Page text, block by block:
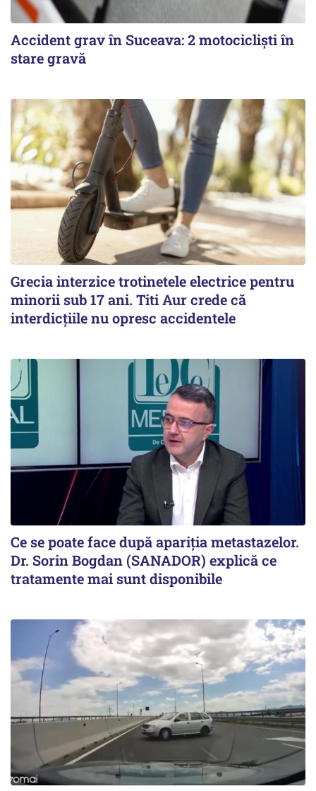
Accident grav în Suceava: 2 motocicliști în
stare gravă
Grecia interzice trotinetele electrice pentru
minorii sub 17 ani. Titi Aur crede că
interdicţiile nu opresc accidentele
Ce se poate face după apariția metastazelor.
Dr. Sorin Bogdan (SANADOR) explică ce
tratamente mai sunt disponibile